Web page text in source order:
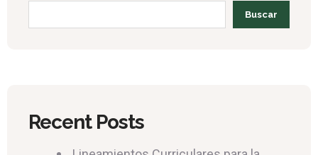
Buscar
Recent Posts